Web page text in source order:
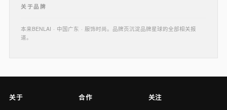
关于品牌
本来BENLAI · 中国广东 · 服饰时尚。品牌页沉淀品牌星球的全部相关报
道。
关于 合作 关注